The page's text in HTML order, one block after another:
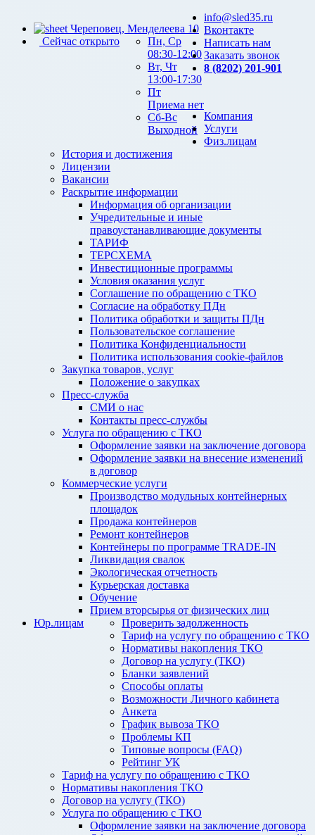
Череповец, Менделеева 10
Сейчас открыто
Пн, Ср
08:30-12:00
Вт, Чт
13:00-17:30
Пт
Приема нет
Сб-Вс
Выходной
info@sled35.ru
Вконтакте
Написать нам
Заказать звонок
8 (8202) 201-901
Компания
История и достижения
Лицензии
Вакансии
Раскрытие информации
Информация об организации
Учредительные и иные
правоустанавливающие документы
ТАРИФ
ТЕРСХЕМА
Инвестиционные программы
Условия оказания услуг
Соглашение по обращению с ТКО
Согласие на обработку ПДн
Политика обработки и защиты ПДн
Пользовательское соглашение
Политика Конфиденциальности
Политика использования cookie-файлов
Закупка товаров, услуг
Положение о закупках
Пресс-служба
СМИ о нас
Контакты пресс-службы
Услуги
Услуга по обращению с ТКО
Оформление заявки на заключение договора
Оформление заявки на внесение изменений
в договор
Коммерческие услуги
Производство модульных контейнерных
площадок
Продажа контейнеров
Ремонт контейнеров
Контейнеры по программе TRADE-IN
Ликвидация свалок
Экологическая отчетность
Курьерская доставка
Обучение
Прием вторсырья от физических лиц
Физ.лицам
Проверить задолженность
Тариф на услугу по обращению с ТКО
Нормативы накопления ТКО
Договор на услугу (ТКО)
Бланки заявлений
Способы оплаты
Возможности Личного кабинета
Анкета
График вывоза ТКО
Проблемы КП
Типовые вопросы (FAQ)
Рейтинг УК
Юр.лицам
Тариф на услугу по обращению с ТКО
Нормативы накопления ТКО
Договор на услугу (ТКО)
Услуга по обращению с ТКО
Оформление заявки на заключение договора